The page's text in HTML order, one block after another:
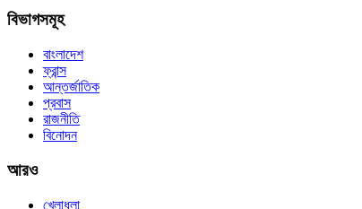
বিভাগসমূহ
বাংলাদেশ
ফ্রান্স
আন্তর্জাতিক
প্রবাস
রাজনীতি
বিনোদন
আরও
খেলাধুলা